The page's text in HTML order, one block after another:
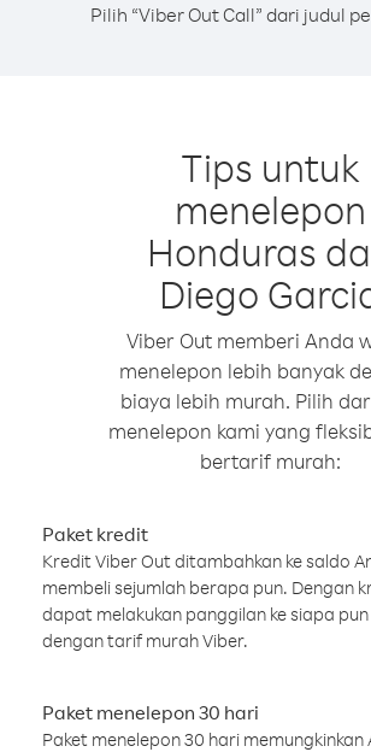
Pilih “Viber Out Call” dari judul
Tips untuk
menelepon
Honduras
Diego
Viber Out memberi Anda
menelepon lebih banyak
biaya lebih murah. Pilih
menelepon kami yang
bertarif murah:
Paket kredit
Kredit Viber Out ditambahkan ke saldo
membeli sejumlah berapa pun. Dengan
dapat melakukan panggilan ke siapa
dengan tarif murah Viber.
Paket menelepon 30 hari
Paket menelepon 30 hari memungkinkan